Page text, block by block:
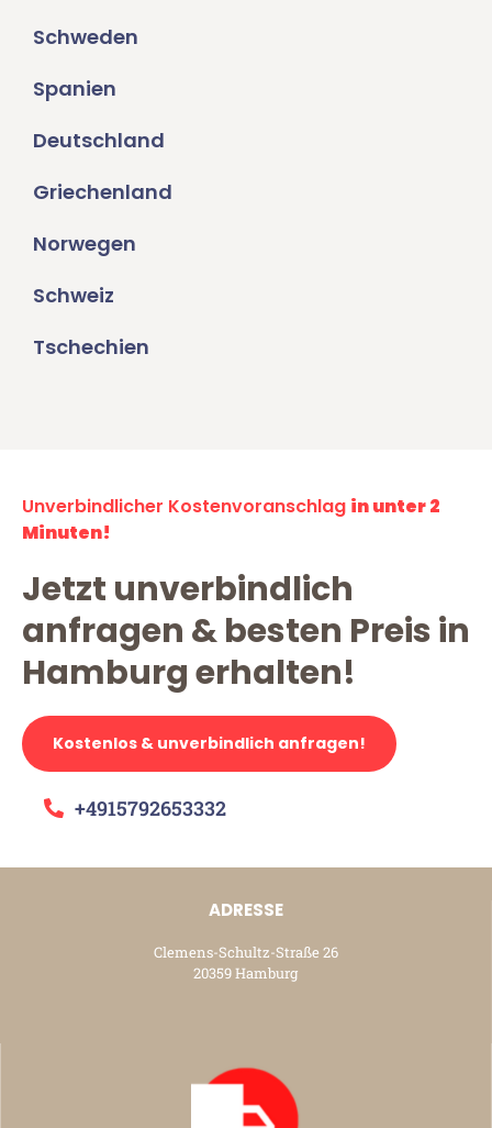
Schweden
Spanien
Deutschland
Griechenland
Norwegen
Schweiz
Tschechien
Unverbindlicher Kostenvoranschlag in unter 2
Minuten!
Jetzt unverbindlich
anfragen & besten Preis in
Hamburg erhalten!
Kostenlos & unverbindlich anfragen!
+4915792653332
ADRESSE
Clemens-Schultz-Straße 26
20359 Hamburg